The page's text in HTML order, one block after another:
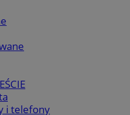
i telefony